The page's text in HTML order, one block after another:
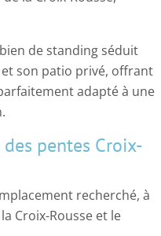
de standing séduit
son patio privé, offrant
adapté à une
pentes Croix-
recherché, à
Croix-Rousse et le